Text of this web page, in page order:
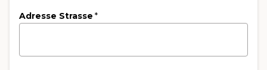
Adresse Strasse *